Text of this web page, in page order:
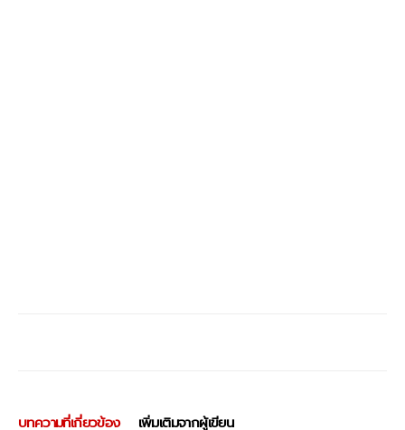
บทความที่เกี่ยวข้อง เพิ่มเติมจากผู้เขียน